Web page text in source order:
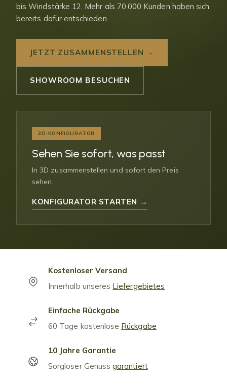
bis Windstärke 12. Mehr als 70.000 Kunden haben sich
bereits dafür entschieden.
JETZT ZUSAMMENSTELLEN →
SHOWROOM BESUCHEN
3D-KONFIGURATOR
Sehen Sie sofort, was passt
In 3D zusammenstellen und sofort den Preis
sehen.
KONFIGURATOR STARTEN →
Kostenloser Versand
Innerhalb unseres Liefergebietes
Einfache Rückgabe
60 Tage kostenlose Rückgabe
10 Jahre Garantie
Sorgloser Genussgarantiert